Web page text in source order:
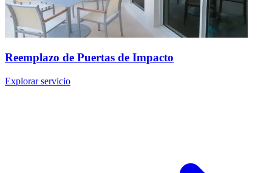
Reemplazo de Puertas de Impacto
Explorar servicio